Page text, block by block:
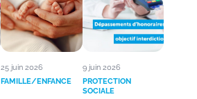
25 juin 2026
FAMILLE/ENFANCE
9 juin 2026
PROTECTION
SOCIALE